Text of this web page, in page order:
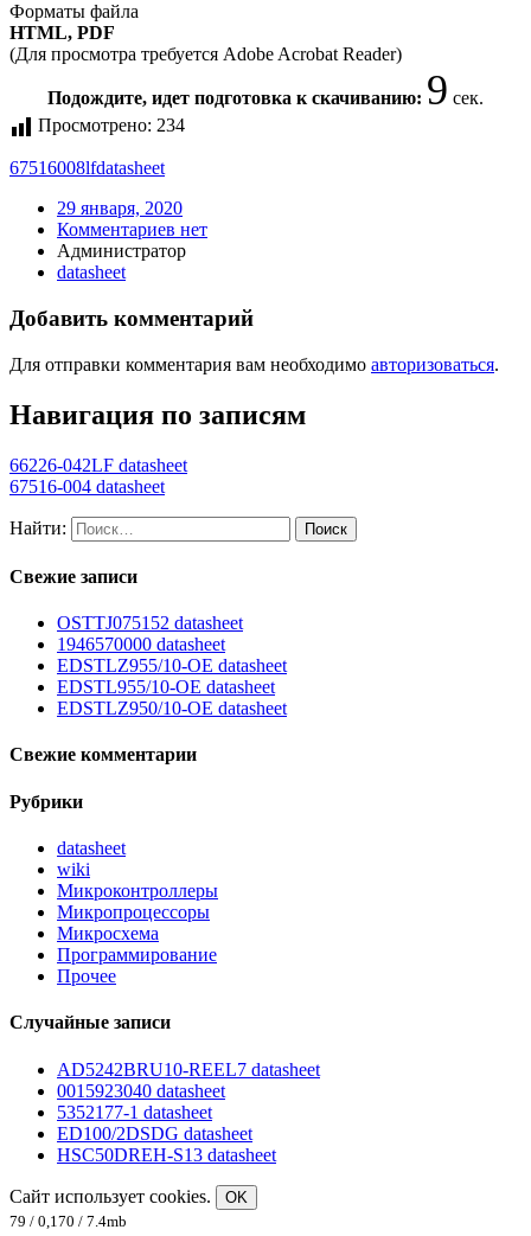
Форматы файла
HTML, PDF
(Для просмотра требуется Adobe Acrobat Reader)
Подождите, идет подготовка к скачиванию: 8 сек.
Просмотрено: 234
67516008lfdatasheet
29 января, 2020
Комментариев нет
Администратор
datasheet
Добавить комментарий
Для отправки комментария вам необходимо авторизоваться.
Навигация по записям
66226-042LF datasheet
67516-004 datasheet
Найти:
Свежие записи
OSTTJ075152 datasheet
1946570000 datasheet
EDSTLZ955/10-OE datasheet
EDSTL955/10-OE datasheet
EDSTLZ950/10-OE datasheet
Свежие комментарии
Рубрики
datasheet
wiki
Микроконтроллеры
Микропроцессоры
Микросхема
Программирование
Прочее
Случайные записи
AD5242BRU10-REEL7 datasheet
0015923040 datasheet
5352177-1 datasheet
ED100/2DSDG datasheet
HSC50DREH-S13 datasheet
Сайт использует cookies.
OK
79 / 0,170 / 7.4mb